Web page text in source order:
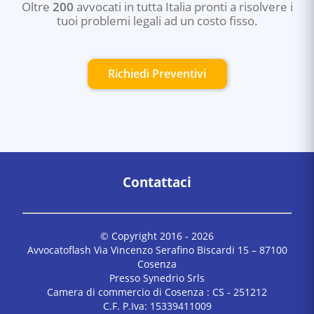
Oltre 200 avvocati in tutta Italia pronti a risolvere i
tuoi problemi legali ad un costo fisso.
Richiedi Preventivi
Contattaci
© Copyright 2016 - 2026
Avvocatoflash Via Vincenzo Serafino Biscardi 15 – 87100
Cosenza
Presso Synedrio Srls
Camera di commercio di Cosenza : CS - 251212
C.F. P.Iva: 15339411009